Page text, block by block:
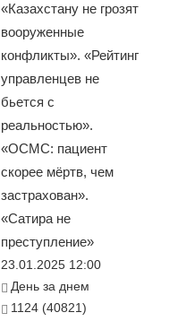
«Казахстану не грозят
вооруженные
конфликты». «Рейтинг
управленцев не
бьется с
реальностью».
«ОСМС: пациент
скорее мёртв, чем
застрахован».
«Сатира не
преступление»
23.01.2025 12:00
День за днем
1124 (40821)